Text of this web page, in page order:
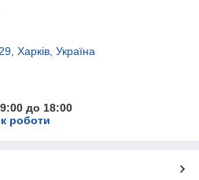
Харків, Україна
до 18:00
роботи